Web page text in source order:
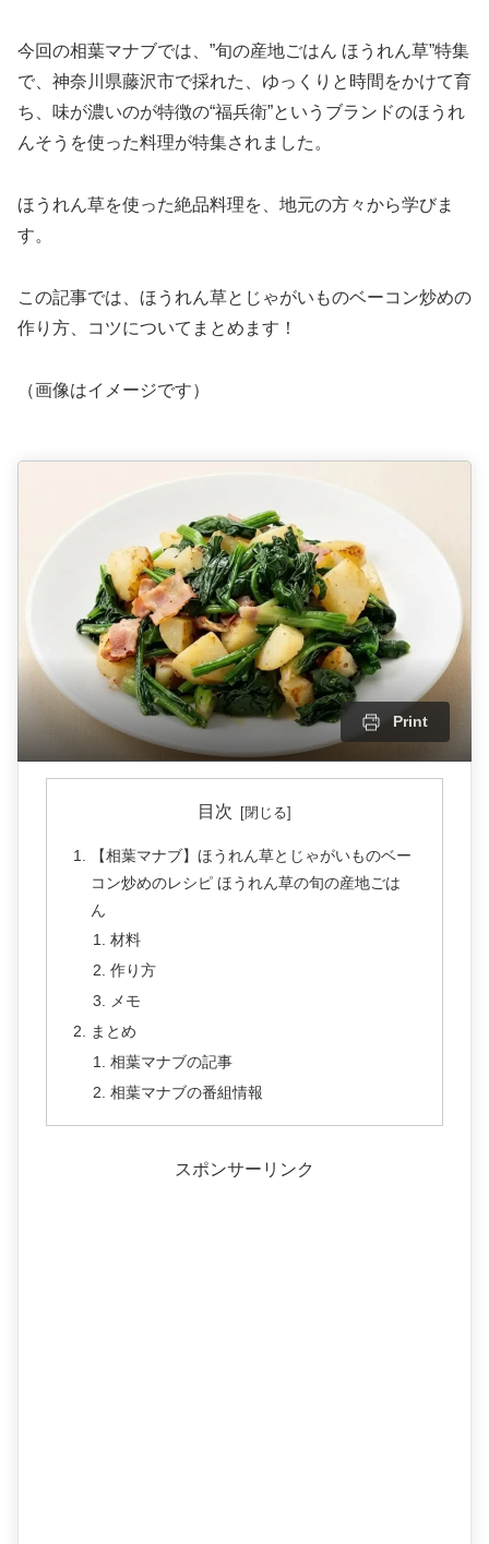
今回の相葉マナブでは、”旬の産地ごはん ほうれん草”特集
で、神奈川県藤沢市で採れた、ゆっくりと時間をかけて育
ち、味が濃いのが特徴の“福兵衛”というブランドのほうれ
んそうを使った料理が特集されました。
ほうれん草を使った絶品料理を、地元の方々から学びま
す。
この記事では、ほうれん草とじゃがいものベーコン炒めの
作り方、コツについてまとめます！
（画像はイメージです）
Print
目次
【相葉マナブ】ほうれん草とじゃがいものベー
コン炒めのレシピ ほうれん草の旬の産地ごは
ん
材料
作り方
メモ
まとめ
相葉マナブの記事
相葉マナブの番組情報
スポンサーリンク